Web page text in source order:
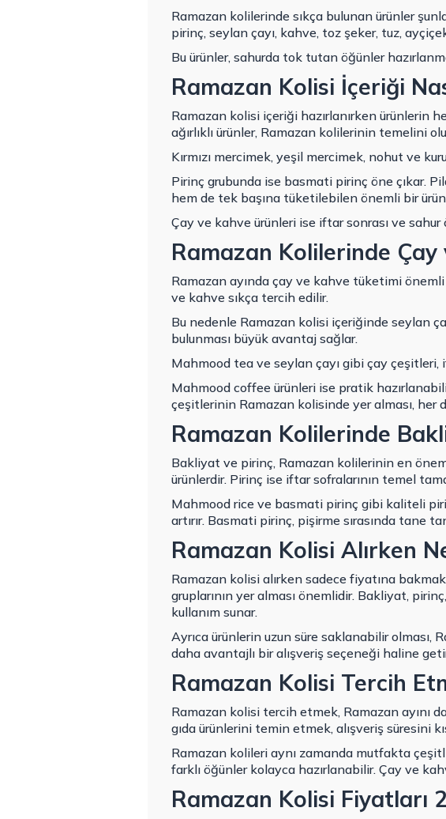
Ramazan kolilerinde sıkça bulunan ürünler
pirinç, seylan çayı, kahve, toz şeker, tuz,
Bu ürünler, sahurda tok tutan öğünler
Ramazan Kolisi İçeriği
Ramazan kolisi içeriği hazırlanırken ürünlerin
ağırlıklı ürünler, Ramazan kolilerinin temelini
Kırmızı mercimek, yeşil mercimek, nohut ve
Pirinç grubunda ise basmati pirinç öne çıkar.
hem de tek başına tüketilebilen önemli bir
Çay ve kahve ürünleri ise iftar sonrası ve
Ramazan Kolilerinde
Ramazan ayında çay ve kahve tüketimi
ve kahve sıkça tercih edilir.
Bu nedenle Ramazan kolisi içeriğinde seylan
bulunması büyük avantaj sağlar.
Mahmood tea ve seylan çayı gibi çay
Mahmood coffee ürünleri ise pratik
çeşitlerinin Ramazan kolisinde yer alması,
Ramazan Kolilerinde
Bakliyat ve pirinç, Ramazan kolilerinin en
ürünlerdir. Pirinç ise iftar sofralarının temel
Mahmood rice ve basmati pirinç gibi kaliteli
artırır. Basmati pirinç, pişirme sırasında tane
Ramazan Kolisi Alırken
Ramazan kolisi alırken sadece fiyatına
gruplarının yer alması önemlidir. Bakliyat,
kullanım sunar.
Ayrıca ürünlerin uzun süre saklanabilir olması,
daha avantajlı bir alışveriş seçeneği haline
Ramazan Kolisi Tercih
Ramazan kolisi tercih etmek, Ramazan ayını
gıda ürünlerini temin etmek, alışveriş süresini
Ramazan kolileri aynı zamanda mutfakta
farklı öğünler kolayca hazırlanabilir. Çay ve
Ramazan Kolisi Fiyatları